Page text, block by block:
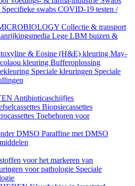
Specifieke swabs COVID-19 testen /
Collectie & transport
Lege LBM buizen &
& Eosine (H&E) kleuring May-
kleuring Bufferoplossing
Speciale kleuringen Speciale
Antibioticaschijfjes
Biopsiecassettes
Toebehoren voor
DMSO Paraffine met DMSO
voor het markeren van
voor pathologie Speciale